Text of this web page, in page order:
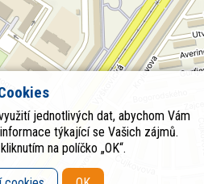
jednotlivých dat, abychom Vám
týkající se Vašich zájmů.
na políčko „OK“.